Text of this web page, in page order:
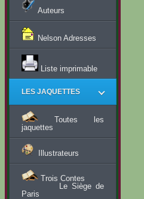
Auteurs
Nelson Adresses
Liste imprimable
LES JAQUETTES
Toutes les
jaquettes
Illustrateurs
Trois Contes
Le Siège de
Paris